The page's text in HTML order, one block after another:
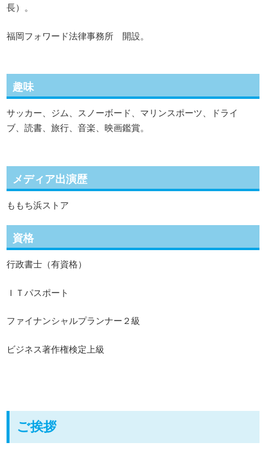
長）。
福岡フォワード法律事務所 開設。
趣味
サッカー、ジム、スノーボード、マリンスポーツ、ドライ
ブ、読書、旅行、音楽、映画鑑賞。
メディア出演歴
ももち浜ストア
資格
行政書士（有資格）
ＩＴパスポート
ファイナンシャルプランナー２級
ビジネス著作権検定上級
ご挨拶